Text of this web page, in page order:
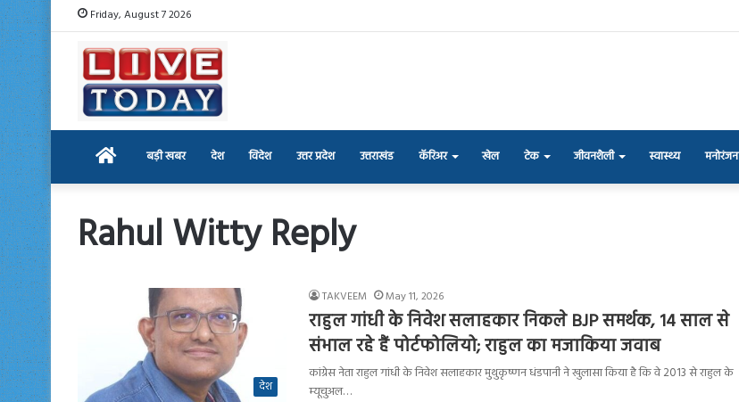
Friday, August 7 2026
Home बड़ी खबर देश विदेश उत्तर प्रदेश उत्तराखंड कॅरिअर खेल टेक जीवनशैली स्वास्थ्य मनोरंजन
Rahul Witty Reply
देश
TAKVEEM May 11, 2026
राहुल गांधी के निवेश सलाहकार निकले BJP समर्थक, 14 साल से
संभाल रहे हैं पोर्टफोलियो; राहुल का मजाकिया जवाब
कांग्रेस नेता राहुल गांधी के निवेश सलाहकार मुथुकृष्णन धंडपानी ने खुलासा किया है कि वे 2013 से राहुल के
म्यूचुअल…